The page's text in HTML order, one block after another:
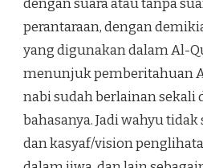
perantaraan, dengan
yang digunakan dalam Al-
menunjuk pemberitahuan
nabi sudah berlainan sekali
bahasanya. Jadi wahyu
dan kasyaf/vision